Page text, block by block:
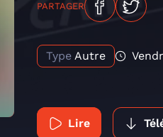
PARTAGER
Type Autre
Lire